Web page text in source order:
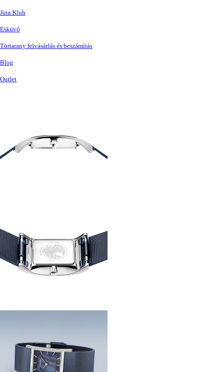
Juta Klub
Esküvő
Törtarany felvásárlás és beszámítás
Blog
Outlet